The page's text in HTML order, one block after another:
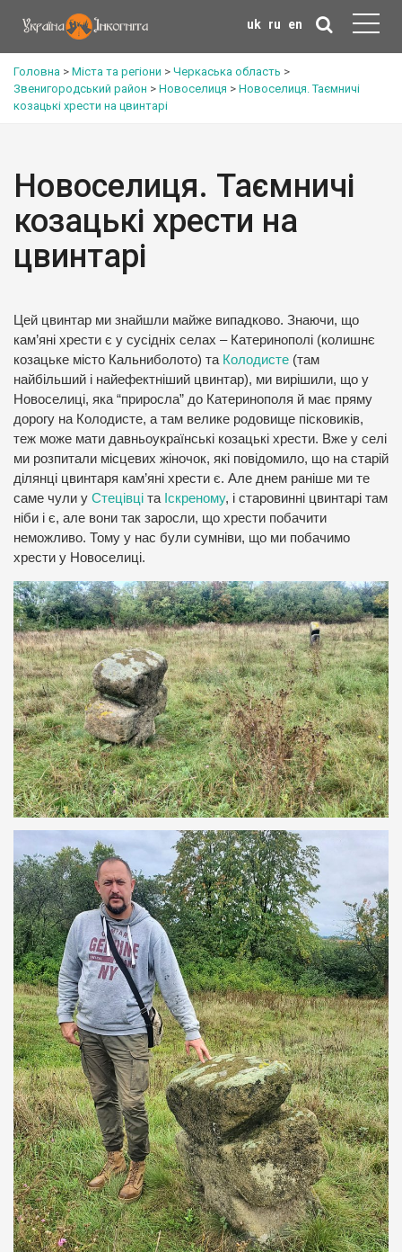
uk ru en
Головна > Міста та регіони > Черкаська область >
Звенигородський район > Новоселиця > Новоселиця. Таємничі
козацькі хрести на цвинтарі
Новоселиця. Таємничі
козацькі хрести на
цвинтарі
Цей цвинтар ми знайшли майже випадково. Знаючи, що
кам’яні хрести є у сусідніх селах – Катеринополі (колишнє
козацьке місто Кальниболото) та Колодисте (там
найбільший і найефектніший цвинтар), ми вирішили, що у
Новоселиці, яка “приросла” до Катеринополя й має пряму
дорогу на Колодисте, а там велике родовище пісковиків,
теж може мати давньоукраїнські козацькі хрести. Вже у селі
ми розпитали місцевих жіночок, які повідомило, що на старій
ділянці цвинтаря кам’яні хрести є. Але днем раніше ми те
саме чули у Стецівці та Іскреному, і старовинні цвинтарі там
ніби і є, але вони так заросли, що хрести побачити
неможливо. Тому у нас були сумніви, що ми побачимо
хрести у Новоселиці.